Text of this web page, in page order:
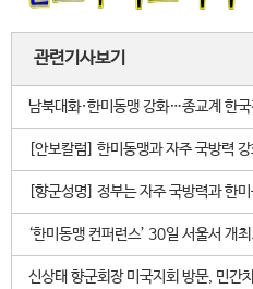
관련기사보기
남북대화·한미동맹 강화…종교계 한
[안보칼럼] 한미동맹과 자주 국방력
[향군성명] 정부는 자주 국방력과 한
‘한미동맹 컨퍼런스’ 30일 서울서 개
신상태 향군회장 미국지회 방문, 민간